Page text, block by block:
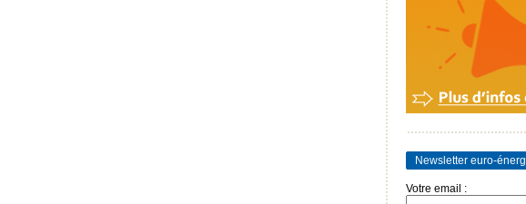
Newsletter euro-
Votre email :